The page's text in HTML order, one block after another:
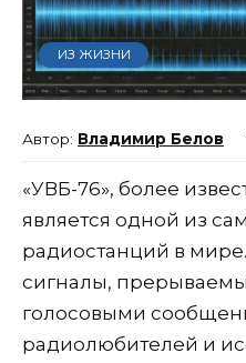
ИЗ ЖИЗНИ
Владимир Белов
«УВБ-76», более
является одной из
радиостанций в
сигналы,
голосовыми
радиолюбителей и